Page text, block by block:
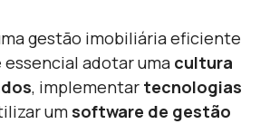
gestão imobiliária eficiente
essencial adotar uma cultura
, implementar tecnologias
um software de gestão